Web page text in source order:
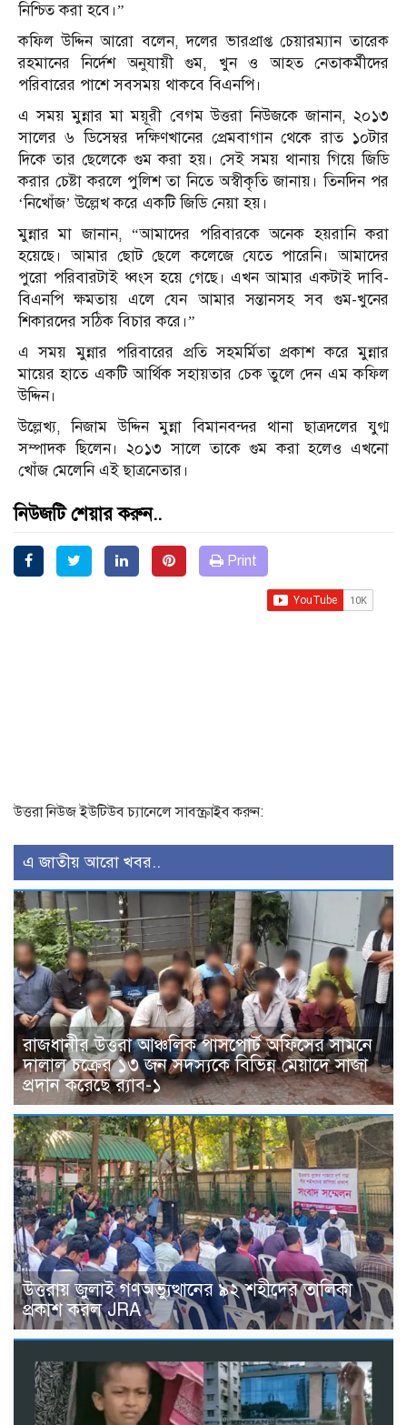
নিশ্চিত করা হবে।”
কফিল উদ্দিন আরো বলেন, দলের ভারপ্রাপ্ত চেয়ারম্যান তারেক
রহমানের নির্দেশ অনুযায়ী গুম, খুন ও আহত নেতাকর্মীদের
পরিবারের পাশে সবসময় থাকবে বিএনপি।
এ সময় মুন্নার মা ময়ূরী বেগম উত্তরা নিউজকে জানান, ২০১৩
সালের ৬ ডিসেম্বর দক্ষিণখানের প্রেমবাগান থেকে রাত ১০টার
দিকে তার ছেলেকে গুম করা হয়। সেই সময় থানায় গিয়ে জিডি
করার চেষ্টা করলে পুলিশ তা নিতে অস্বীকৃতি জানায়। তিনদিন পর
‘নিখোঁজ’ উল্লেখ করে একটি জিডি নেয়া হয়।
মুন্নার মা জানান, “আমাদের পরিবারকে অনেক হয়রানি করা
হয়েছে। আমার ছোট ছেলে কলেজে যেতে পারেনি। আমাদের
পুরো পরিবারটাই ধ্বংস হয়ে গেছে। এখন আমার একটাই দাবি-
বিএনপি ক্ষমতায় এলে যেন আমার সন্তানসহ সব গুম-খুনের
শিকারদের সঠিক বিচার করে।”
এ সময় মুন্নার পরিবারের প্রতি সহমর্মিতা প্রকাশ করে মুন্নার
মায়ের হাতে একটি আর্থিক সহায়তার চেক তুলে দেন এম কফিল
উদ্দিন।
উল্লেখ্য, নিজাম উদ্দিন মুন্না বিমানবন্দর থানা ছাত্রদলের যুগ্ম
সম্পাদক ছিলেন। ২০১৩ সালে তাকে গুম করা হলেও এখনো
খোঁজ মেলেনি এই ছাত্রনেতার।
নিউজটি শেয়ার করুন..
Print
উত্তরা নিউজ ইউটিউব চ্যানেলে সাবস্ক্রাইব করুন:
এ জাতীয় আরো খবর..
রাজধানীর উত্তরা আঞ্চলিক পাসপোর্ট অফিসের সামনে
দালাল চক্রের ১৩ জন সদস্যকে বিভিন্ন মেয়াদে সাজা
প্রদান করেছে র‌্যাব-১
উত্তরায় জুলাই গণঅভ্যুত্থানের ৯২ শহীদের তালিকা
প্রকাশ করল JRA